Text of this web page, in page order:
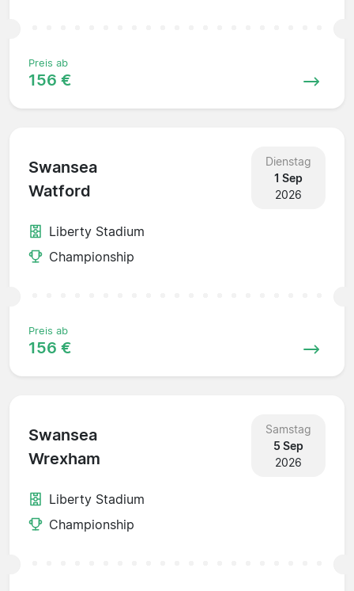
Preis ab
156 €
Swansea
Watford
Dienstag
1 Sep
2026
Liberty Stadium
Championship
Preis ab
156 €
Swansea
Wrexham
Samstag
5 Sep
2026
Liberty Stadium
Championship